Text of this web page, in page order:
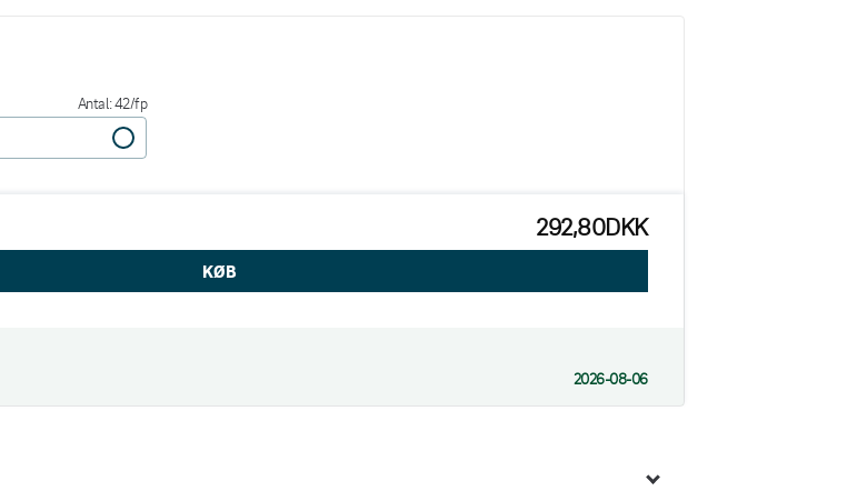
Antal: 42/fp
292,80DKK
2026-08-06